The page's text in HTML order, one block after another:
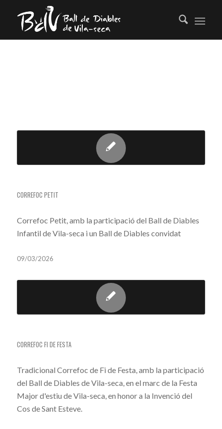
CORREFOC PETIT
Correfoc Petit, amb la participació del Ball de Diables
Infantil de Vila-seca i un Ball de Diables convidat
09/03/2026
CORREFOC FI DE FESTA
Tradicional Correfoc de Fi de Festa, amb la participació
del Ball de Diables de Vila-seca, en el marc de la Festa
Major d'estiu de Vila-seca, en honor a la Invenció del
Cos de Sant Esteve.